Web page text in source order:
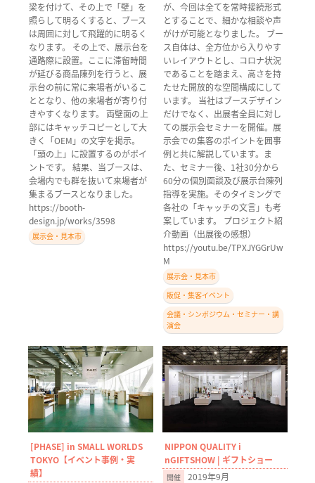
梁を付けて、その上で「壁」を
照らして明るくすると、ブース
は周囲に対して飛躍的に明るく
なります。 その上で、展示台を
通路際に設置。ここに滞留時間
が延びる商品陳列を行うと、展
示台の前に常に来場者がいるこ
ととなり、他の来場者が寄り付
きやすくなります。 両壁面の上
部にはキャッチコピーとして大
きく「OEM」の文字を掲示。
「頭の上」に設置するのがポイ
ントです。 結果、当ブースは、
会場内でも群を抜いて来場者が
集まるブースとなりました。
https://booth-
design.jp/works/3598
展示会・見本市
が、今回は全てを常時接続形式
とすることで、細かな相談や声
がけが可能となりました。 ブー
ス自体は、全方位から入りやす
いレイアウトとし、コロナ状況
であることを踏まえ、高さを持
たせた開放的な空間構成にして
います。 当社はブースデザイン
だけでなく、出展者全員に対し
ての展示会セミナーを開催。展
示会での集客のポイントを囲事
例と共に解説しています。ま
た、セミナー後、1社30分から
60分の個別面談及び展示台陳列
指導を実施。そのタイミングで
各社の「キャッチの文言」も考
案しています。 プロジェクト紹
介動画（出展後の感想）
https://youtu.be/TPXJYGGrUw
M
展示会・見本市
販促・集客イベント
会議・シンポジウム・セミナー・講
演会
[PHASE] in SMALL WORLDS
TOKYO【イベント事例・実
績】
NIPPON QUALITY i
nGIFTSHOW | ギフトショー
2019年9月